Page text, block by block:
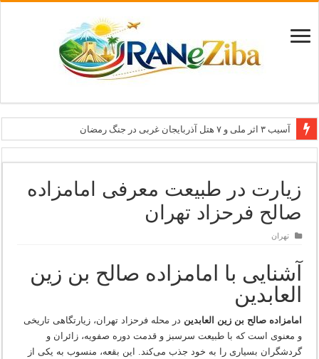
آسیب ۳ اثر ملی و ۷ هتل آذربایجان غربی در جنگ رمضان
۶۸۱ میلیارد ریال تسهیلات برای توسعه گردشگری گلستان
تاب‌آوری؛ سرمایه پنهان تهران برای بازسازی برند شهری
زیارت در طبیعت معرفی امامزاده
صالح فرحزاد تهران
تهران
آشنایی با امامزاده صالح بن زین
العابدین
امامزاده صالح بن زین العابدین در محله فرحزاد تهران، زیارتگاهی تاریخی
و معنوی است که با طبیعت سرسبز و قدمت دوره صفویه، زائران و
گردشگران بسیاری را به خود جذب می‌کند. این بقعه، منسوب به یکی از